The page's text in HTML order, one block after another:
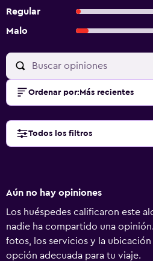
Regular
Malo
Ordenar por: Más recientes
Todos los filtros
Aún no hay opiniones
Los huéspedes calificaron este
nadie ha compartido una
fotos, los servicios y la ubicación
opción adecuada para tu viaje.